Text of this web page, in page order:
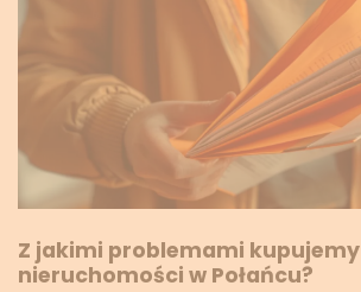
Z jakimi problemami kupujemy
nieruchomości w Połańcu?